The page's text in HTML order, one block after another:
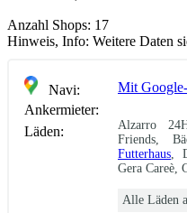
Anzahl Shops: 17
Hinweis, Info: Weitere Daten
Navi:
Mit
Ankermieter:
Läden:
Alzarro
Friends,
Futterhaus ,
Gera Careè,
Alle Läden